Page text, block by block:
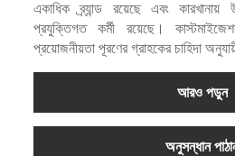
একাধিক ব্র্যান্ড রয়েছে এবং
প্রযুক্তিগত কর্মী রয়েছে।
প্রয়োজনীয়তা পূরণের গ্রাহকের চাহিদা
আরও পড়ুন
অনুসন্ধান